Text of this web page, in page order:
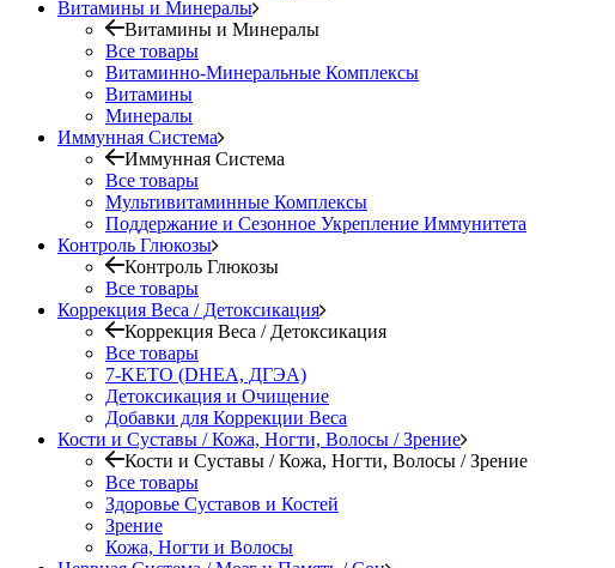
Витамины и Минералы
Витамины и Минералы
Все товары
Витаминно-Минеральные Комплексы
Витамины
Минералы
Иммунная Система
Иммунная Система
Все товары
Мультивитаминные Комплексы
Поддержание и Сезонное Укрепление Иммунитета
Контроль Глюкозы
Контроль Глюкозы
Все товары
Коррекция Веса / Детоксикация
Коррекция Веса / Детоксикация
Все товары
7-KETO (DHEA, ДГЭА)
Детоксикация и Очищение
Добавки для Коррекции Веса
Кости и Суставы / Кожа, Ногти, Волосы / Зрение
Кости и Суставы / Кожа, Ногти, Волосы / Зрение
Все товары
Здоровье Суставов и Костей
Зрение
Кожа, Ногти и Волосы